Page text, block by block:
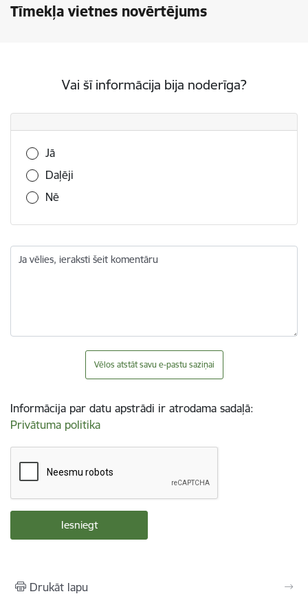
Tīmekļa vietnes novērtējums
Vai šī informācija bija noderīga?
Vai šī informācija bija noderīga?
Jā
Daļēji
Nē
Ja vēlies, ieraksti šeit komentāru
Vēlos atstāt savu e-pastu saziņai
Informācija par datu apstrādi ir atrodama sadaļā:
Privātuma politika
Drukāt lapu